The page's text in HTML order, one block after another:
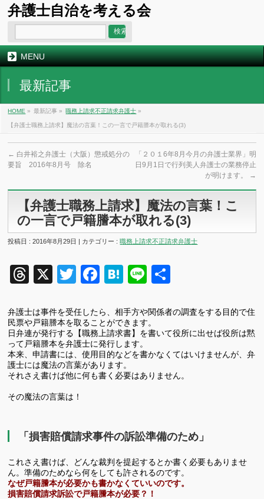
弁護士自治を考える会
MENU
最新記事
HOME » 最新記事 » 職務上請求不正請求弁護士 »
【弁護士職務上請求】魔法の言葉！この一言で戸籍謄本が取れる(3)
← 白井裕之弁護士（大阪）懲戒処分の
要旨 2016年8月号 除名
「２０１6年8月今月の弁護士業界」明
日9月1日で行列美人弁護士の業務停止
が明けます。
→
【弁護士職務上請求】魔法の言葉！こ
の一言で戸籍謄本が取れる(3)
投稿日 : 2016年8月29日 | カテゴリー :職務上請求不正請求弁護士
Threads
X TwitterFacebook
Hatena
Line
弁護士は事件を受任したら、相手方や関係者の調査をする目的で住
民票や戸籍謄本を取ることができます。
日弁連が発行する【職務上請求書】を書いて役所に出せば役所は黙
って戸籍謄本を弁護士に発行します。
本来、申請書には、使用目的などを書かなくてはいけませんが、弁
護士には魔法の言葉があります。
それさえ書けば他に何も書く必要はありません。
その魔法の言葉は！
「損害賠償請求事件の訴訟準備のため」
これさえ書けば、どんな裁判を提起するとか書く必要もありませ
ん。準備のためなら何をしても許されるのです。
なぜ戸籍謄本が必要かも書かなくていいのです。
損害賠償請求訴訟で戸籍謄本が必要？！